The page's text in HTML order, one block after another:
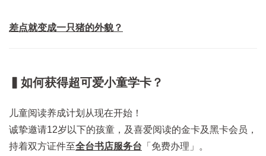
差点就变成一只猪的外貌？
▍如何获得超可爱小童学卡？
儿童阅读养成计划从现在开始！
诚挚邀请12岁以下的孩童，及喜爱阅读的金卡及黑卡会员，
持着双方证件至全台书店服务台 「免费办理」。